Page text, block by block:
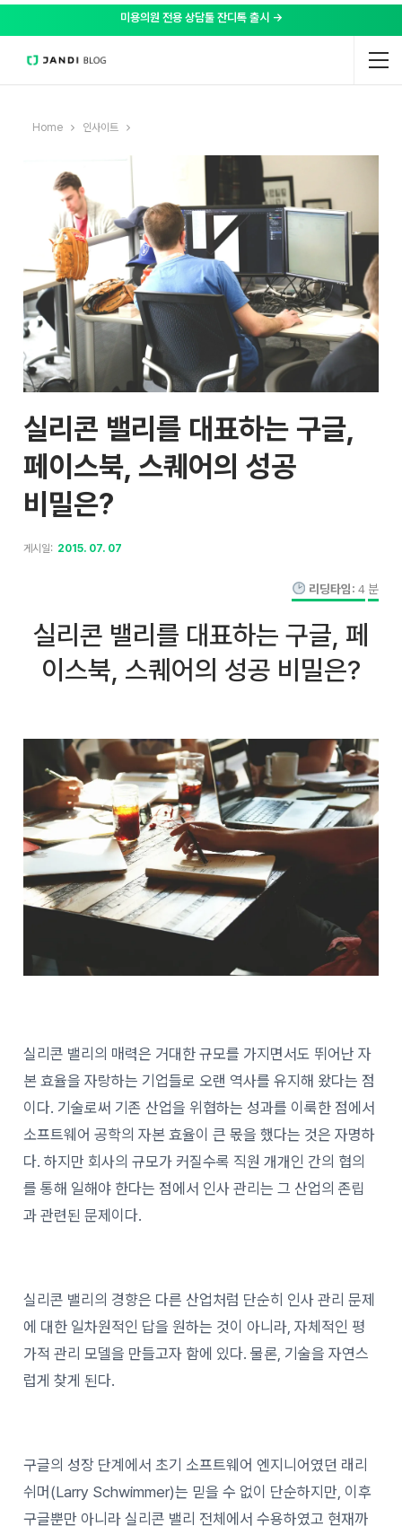
미용의원 전용 상담툴 잔디톡 출시 →
Home 인사이트
실리콘 밸리를 대표하는 구글,
페이스북, 스퀘어의 성공
비밀은?
게시일: 2015. 07. 07
리딩타임: 4 분
실리콘 밸리를 대표하는 구글, 페
이스북, 스퀘어의 성공 비밀은?
실리콘 밸리의 매력은 거대한 규모를 가지면서도 뛰어난 자
본 효율을 자랑하는 기업들로 오랜 역사를 유지해 왔다는 점
이다. 기술로써 기존 산업을 위협하는 성과를 이룩한 점에서
소프트웨어 공학의 자본 효율이 큰 몫을 했다는 것은 자명하
다. 하지만 회사의 규모가 커질수록 직원 개개인 간의 협의
를 통해 일해야 한다는 점에서 인사 관리는 그 산업의 존립
과 관련된 문제이다.
실리콘 밸리의 경향은 다른 산업처럼 단순히 인사 관리 문제
에 대한 일차원적인 답을 원하는 것이 아니라, 자체적인 평
가적 관리 모델을 만들고자 함에 있다. 물론, 기술을 자연스
럽게 찾게 된다.
구글의 성장 단계에서 초기 소프트웨어 엔지니어였던 래리
쉬머(Larry Schwimmer)는 믿을 수 없이 단순하지만, 이후
구글뿐만 아니라 실리콘 밸리 전체에서 수용하였고 현재까